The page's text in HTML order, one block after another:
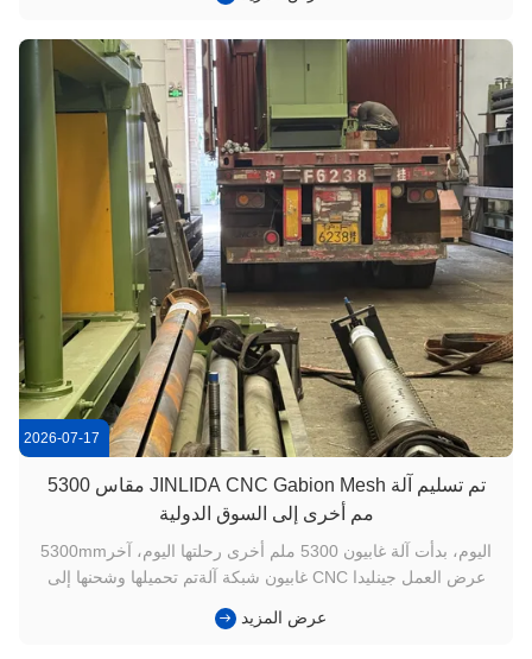
حماية ضفاف الأنهار ، وتثبيت المنحدرات ،مشروعات الجدران الداعمة
2026-07-17
تم تسليم آلة JINLIDA CNC Gabion Mesh مقاس 5300
مم أخرى إلى السوق الدولية
اليوم، بدأت آلة غابيون 5300 ملم أخرى رحلتها اليوم، آخر5300mm
عرض العمل جينليدا CNC غابيون شبكة آلةتم تحميلها وشحنها إلى
ولكن أيضا اعتراف آخر لالتزام جينليدا للصناعة الجودة. بعد تقييم
عرض المزيد